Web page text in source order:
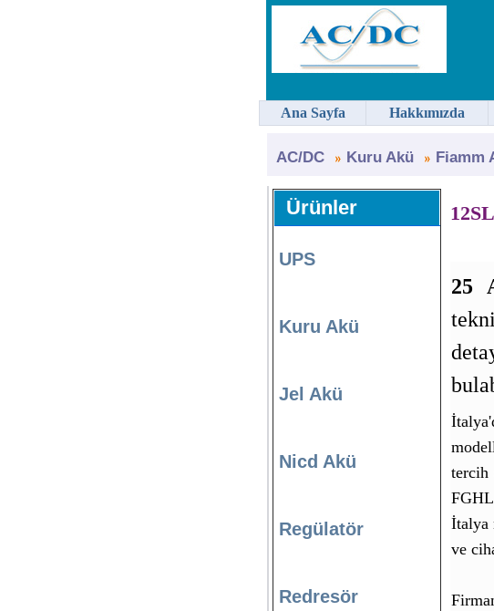
AC/DC Kuru Akü Fiamm
Ürünler
UPS
Kuru Akü
Jel Akü
Nicd Akü
Regülatör
Redresör
25
tercih
İtalya
ve
Ana Sayfa Hakkımızda